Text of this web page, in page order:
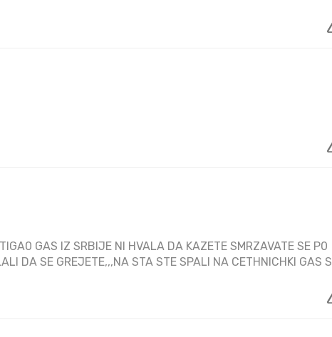
GAS IZ SRBIJE NI HVALA DA KAZETE SMRZAVATE SE P0
DA SE GREJETE,,,NA STA STE SPALI NA CETHNICHKI GAS S